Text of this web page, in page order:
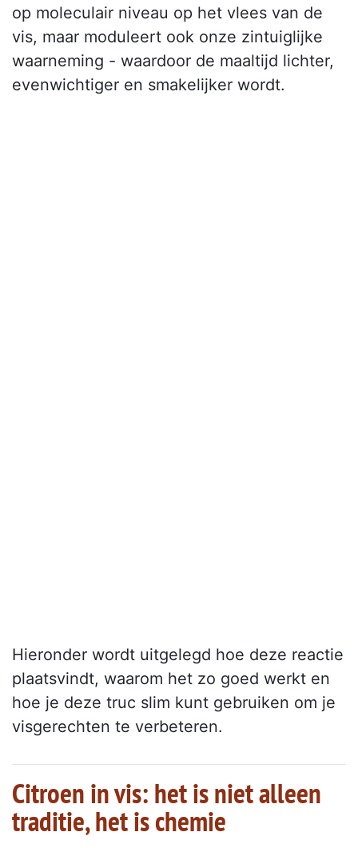
op moleculair niveau op het vlees van de
vis, maar moduleert ook onze zintuiglijke
waarneming - waardoor de maaltijd lichter,
evenwichtiger en smakelijker wordt.
Hieronder wordt uitgelegd hoe deze reactie
plaatsvindt, waarom het zo goed werkt en
hoe je deze truc slim kunt gebruiken om je
visgerechten te verbeteren.
Citroen in vis: het is niet alleen
traditie, het is chemie